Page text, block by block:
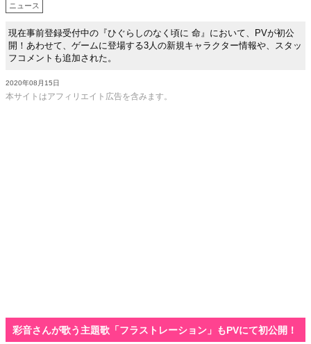
ニュース
現在事前登録受付中の『ひぐらしのなく頃に 命』において、PVが初公
開！あわせて、ゲームに登場する3人の新規キャラクター情報や、スタッ
フコメントも追加された。
2020年08月15日
本サイトはアフィリエイト広告を含みます。
彩音さんが歌う主題歌「フラストレーション」もPVにて初公開！